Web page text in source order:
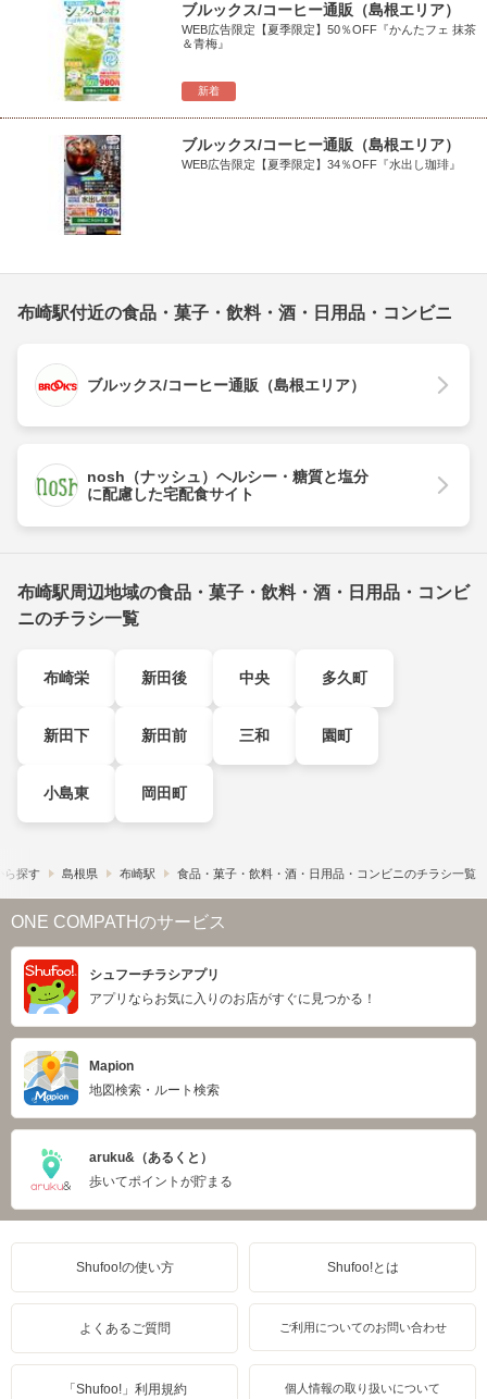
新着
ブルックス/コーヒー通販（島根エリア）
WEB広告限定【夏季限定】50％OFF『かんたフェ 抹茶
＆青梅』
ブルックス/コーヒー通販（島根エリア）
WEB広告限定【夏季限定】34％OFF『水出し珈琲』
布崎駅付近の食品・菓子・飲料・酒・日用品・コンビニ
ブルックス/コーヒー通販（島根エリア）
nosh（ナッシュ）ヘルシー・糖質と塩分
に配慮した宅配食サイト
布崎駅周辺地域の食品・菓子・飲料・酒・日用品・コンビ
ニのチラシ一覧
布崎栄 新田後 中央 多久町
新田下 新田前 三和 園町
小島東 岡田町
ら探す 島根県 布崎駅 食品・菓子・飲料・酒・日用品・コンビニのチラシ一覧
ONE COMPATHのサービス
シュフーチラシアプリ
アプリならお気に入りのお店がすぐに見つかる！
Mapion
地図検索・ルート検索
aruku&（あるくと）
歩いてポイントが貯まる
Shufoo!の使い方 Shufoo!とは
よくあるご質問 ご利用についてのお問い合わせ
「Shufoo!」利用規約 個人情報の取り扱いについて